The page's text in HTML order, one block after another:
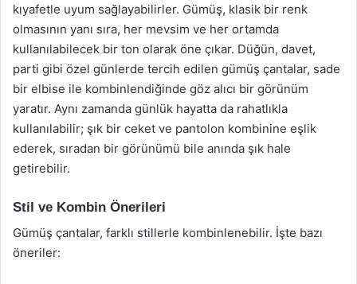
kıyafetle uyum sağlayabilirler. Gümüş, klasik bir renk
olmasının yanı sıra, her mevsim ve her ortamda
kullanılabilecek bir ton olarak öne çıkar. Düğün, davet,
parti gibi özel günlerde tercih edilen gümüş çantalar, sade
bir elbise ile kombinlendiğinde göz alıcı bir görünüm
yaratır. Aynı zamanda günlük hayatta da rahatlıkla
kullanılabilir; şık bir ceket ve pantolon kombinine eşlik
ederek, sıradan bir görünümü bile anında şık hale
getirebilir.
Stil ve Kombin Önerileri
Gümüş çantalar, farklı stillerle kombinlenebilir. İşte bazı
öneriler: